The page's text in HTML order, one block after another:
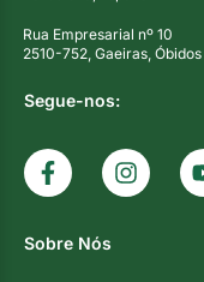
Rua Empresarial nº 10
2510-752, Gaeiras, Óbidos
Segue-nos:
Sobre Nós